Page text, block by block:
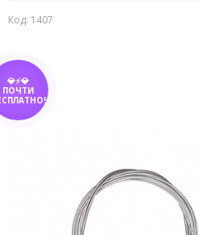
Код: 1407
💎⚡💎
ПОЧТИ